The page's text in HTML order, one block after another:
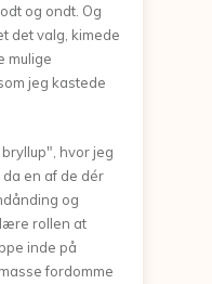
og ondt. Og
det valg, kimede
mulige
jeg kastede
hvor jeg
en af de dér
og
lære rollen at
inde på
fordomme